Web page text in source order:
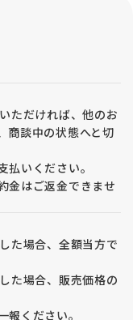
ただければ、他のお
商談中の状態へと切
いください。
金はご返金できませ
た場合、全額当方で
た場合、販売価格の
ください。